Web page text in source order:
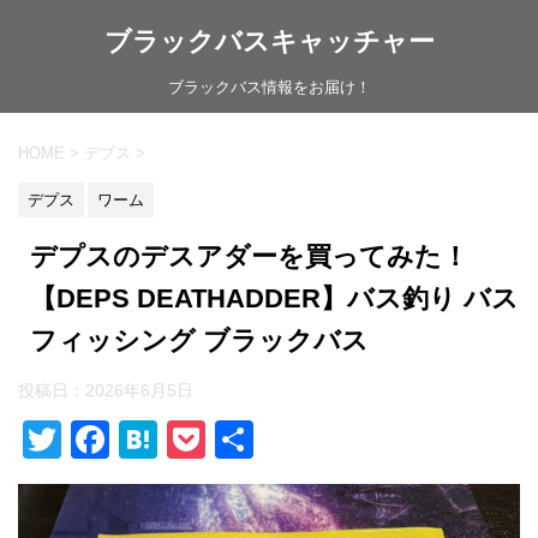
ブラックバスキャッチャー
ブラックバス情報をお届け！
HOME > デプス >
デプス ワーム
デプスのデスアダーを買ってみた！
【DEPS DEATHADDER】バス釣り バス
フィッシング ブラックバス
投稿日： 2026年6月5日
T
wi
tt
F
a
c
H
at
e
P
o
ck
有